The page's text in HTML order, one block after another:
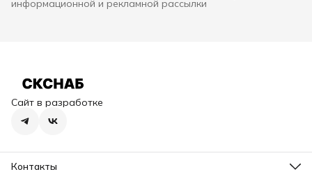
информационной и рекламной рассылки
Сайт в разработке
Контакты